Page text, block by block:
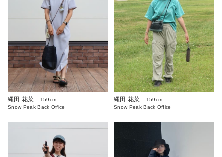
縄田 花菜
159cm
Snow Peak Back Office
縄田 花菜
159cm
Snow Peak Back Office